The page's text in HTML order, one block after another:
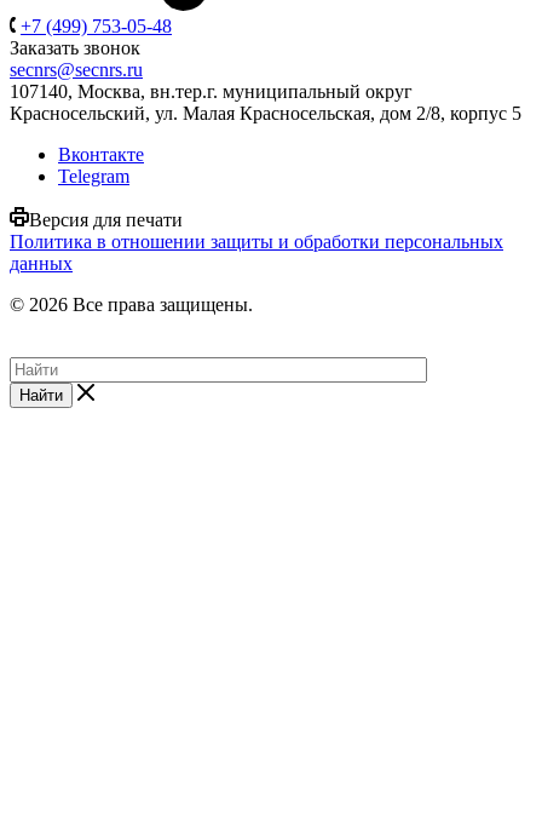
+7 (499) 753-05-48
Заказать звонок
secnrs@secnrs.ru
107140, Москва, вн.тер.г. муниципальный округ
Красносельский, ул. Малая Красносельская, дом 2/8, корпус 5
Вконтакте
Telegram
Версия для печати
Политика в отношении защиты и обработки персональных
данных
© 2026 Все права защищены.
Найти